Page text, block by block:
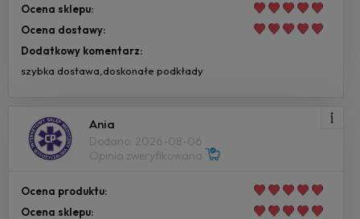
Ocena sklepu:
Ocena dostawy:
Dodatkowy komentarz:
szybka dostawa,doskonałe podkłady
Ania
Dodano: 2026-08-06
Opinia zweryfikowana
Ocena produktu:
Ocena sklepu: